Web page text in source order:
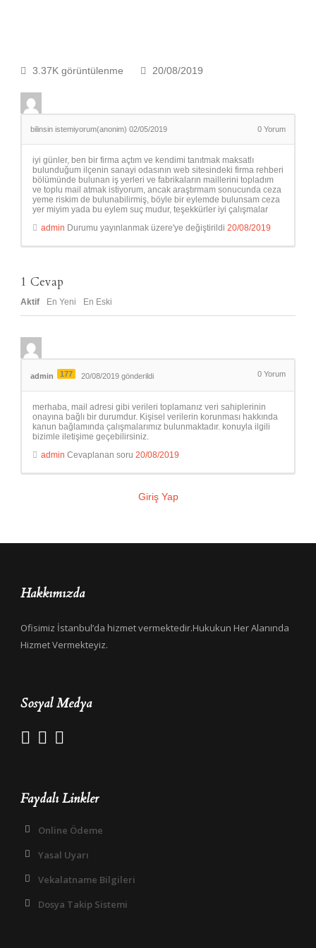
3.37K görüntülenme 20/08/2019
bilinsin istemiyorum(anonim) 02/05/2019 0 Yorum
iyi günler, ben bir firma açtım ve kendimi tanıtmak maksatlı
bulunduğum ilçenin sanayi odasının web sitesindeki firma rehberi
bölümünde bulunan iş yerleri ve fabrikaların maillerini topladım
ve toplu mail atmak istiyorum, ancak araştırmam sonucunda ceza
yeme riskim de bulunabilirmiş, böyle bir eylemde bulunsam ceza
yer miyim yada bu eylem suç mudur, teşekkürler iyi çalışmalar
admin Durumu yayınlanmak üzere'ye değiştirildi 20/08/2019
1 Cevap
Aktif En Yeni En Eski
admin 177 20/08/2019 gönderildi 0 Yorum
merhaba, mail adresi gibi verileri toplamanız veri sahiplerinin
onayına bağlı bir durumdur. Kişisel verilerin korunması hakkında
kanun bağlamında çalışmalarımız bulunmaktadır. konuyla ilgili
bizimle iletişime geçebilirsiniz.
admin Cevaplanan soru 20/08/2019
Giriş Yap
Hakkımızda
Ofisimiz İstanbul’da hizmet vermektedir.Hukukun Her Alanında
Hizmet Vermekteyiz.
Sosyal Medya
Faydalı Linkler
Online Ödeme
Yasal Uyarı
Vekalatname Bilgileri
Dosya Takip Sistemi